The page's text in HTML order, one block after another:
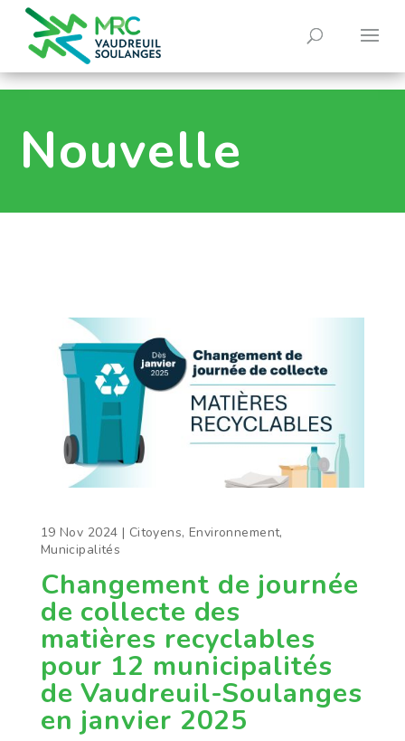
Nouvelle
Changement de journée
de collecte des
matières recyclables
pour 12 municipalités
de Vaudreuil-Soulanges
en janvier 2025
19 Nov 2024 | Citoyens, Environnement,
Municipalités